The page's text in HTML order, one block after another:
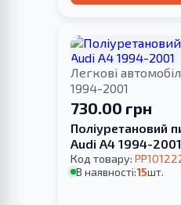
Легкові
1994-2001
730.00 грн
Поліуретановий
Audi A4 1994-2001
Код товару:
В наявності:15шт.